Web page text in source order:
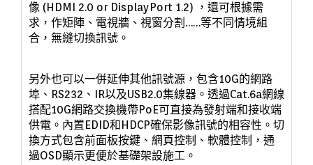
像 (HDMI 2.0 or DisplayPort 1.2) ， 還可根據需
求 ， 作矩陣 、 電視牆 、 視窗分割……等不同情境組
合 ， 無縫切換訊號 。
另外也可以一併延伸其他訊號源 ， 包含10G的網路
埠 、 RS232 、 IR以及USB2.0集線器 。 透過Cat.6a網線
搭配10G網路交換機帶PoE可直接為發射端和接收端
供電 。 內置EDID和HDCP確保影像訊號的相容性 。 切
換方式包含前面板按鍵 、 網頁控制 、 軟體控制 ， 通
過OSD顯示更便於基礎架設施工 。